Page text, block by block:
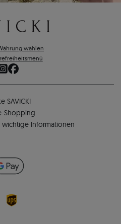
wählen
SAVICKI
Shopping
Informationen